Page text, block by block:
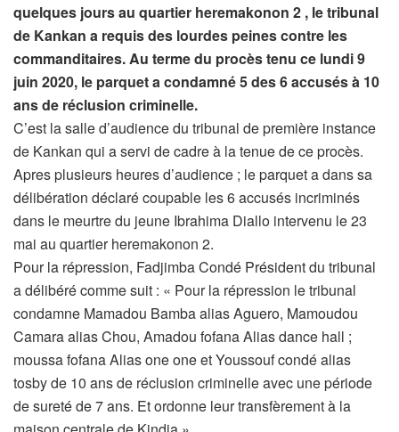
quelques jours au quartier heremakonon 2 , le tribunal
de Kankan a requis des lourdes peines contre les
commanditaires. Au terme du procès tenu ce lundi 9
juin 2020, le parquet a condamné 5 des 6 accusés à 10
ans de réclusion criminelle.
C’est la salle d’audience du tribunal de première instance
de Kankan qui a servi de cadre à la tenue de ce procès.
Apres plusieurs heures d’audience ; le parquet a dans sa
délibération déclaré coupable les 6 accusés incriminés
dans le meurtre du jeune Ibrahima Diallo intervenu le 23
mai au quartier heremakonon 2.
Pour la répression, Fadjimba Condé Président du tribunal
a délibéré comme suit : « Pour la répression le tribunal
condamne Mamadou Bamba alias Aguero, Mamoudou
Camara alias Chou, Amadou fofana Alias dance hall ;
moussa fofana Alias one one et Youssouf condé alias
tosby de 10 ans de réclusion criminelle avec une période
de sureté de 7 ans. Et ordonne leur transfèrement à la